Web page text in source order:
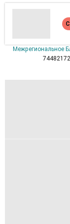
Межрегиональное